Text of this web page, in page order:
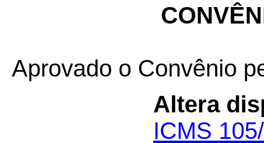
Aprovado o Convênio
Altera
ICMS